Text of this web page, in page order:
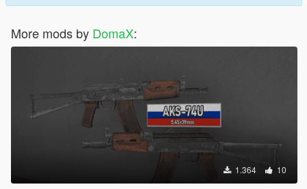
More mods by DomaX:
1.364 10